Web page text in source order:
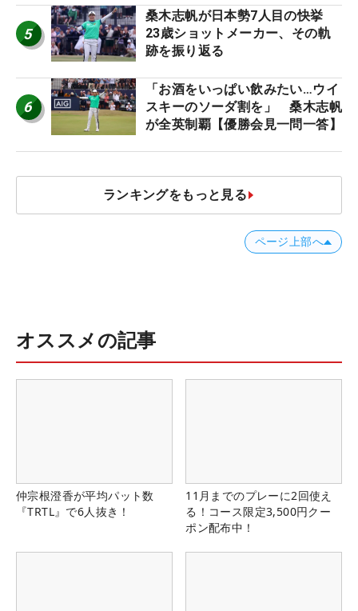
5
桑木志帆が日本勢7人目の快挙
23歳ショットメーカー、その軌
跡を振り返る
6
「お酒をいっぱい飲みたい…ウイ
スキーのソーダ割を」 桑木志帆
が全英制覇【優勝会見一問一答】
ランキングをもっと見る
ページ上部へ
オススメの記事
仲宗根澄香が平均パット数
『TRTL』で6人抜き！
11月までのプレーに2回使え
る！コース限定3,500円クー
ポン配布中！